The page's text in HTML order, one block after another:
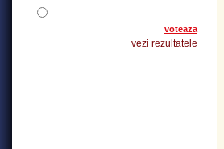
voteaza
vezi rezultatele